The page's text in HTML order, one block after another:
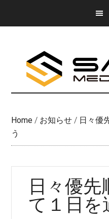
Home / お知らせ / 日々優
う
日々優先
て１日を